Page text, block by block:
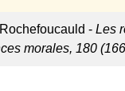
- Les
morales, 180